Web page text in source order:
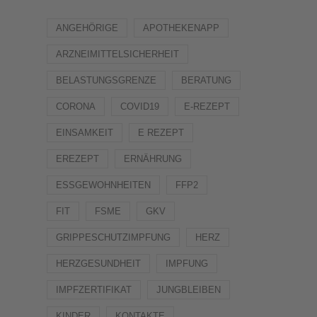
ANGEHÖRIGE APOTHEKENAPP
ARZNEIMITTELSICHERHEIT
BELASTUNGSGRENZE BERATUNG
CORONA COVID19 E-REZEPT
EINSAMKEIT E REZEPT
EREZEPT ERNÄHRUNG
ESSGEWOHNHEITEN FFP2
FIT FSME GKV
GRIPPESCHUTZIMPFUNG HERZ
HERZGESUNDHEIT IMPFUNG
IMPFZERTIFIKAT JUNGBLEIBEN